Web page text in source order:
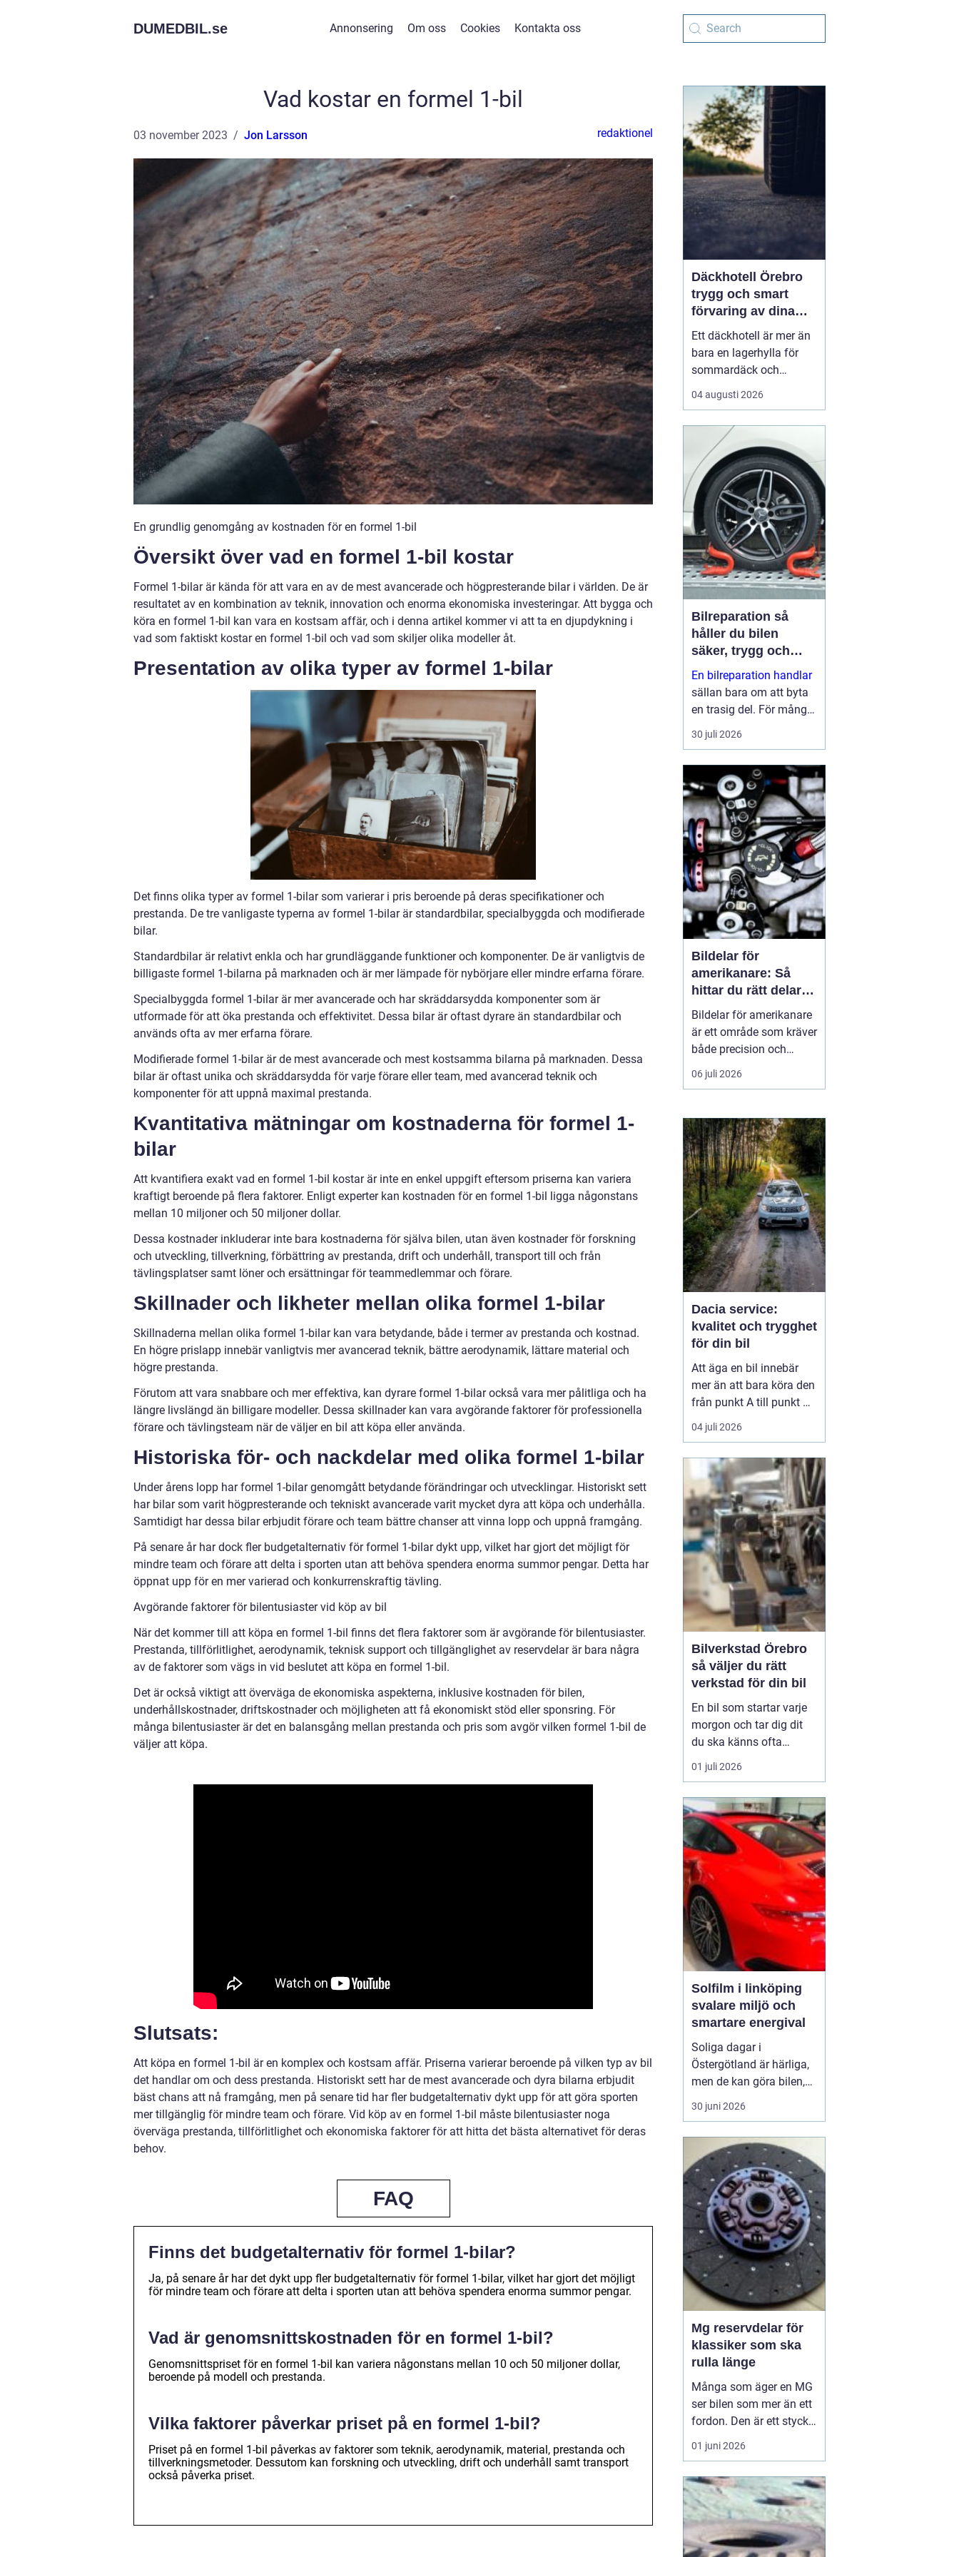
DUMEDBIL.se Annonsering Om oss Cookies Kontakta oss
Vad kostar en formel 1-bil
03 november 2023 Jon Larsson redaktionel
En grundlig genomgång av kostnaden för en formel 1-bil
Översikt över vad en formel 1-bil kostar
Formel 1-bilar är kända för att vara en av de mest avancerade och högpresterande bilar i världen. De är
resultatet av en kombination av teknik, innovation och enorma ekonomiska investeringar. Att bygga och
köra en formel 1-bil kan vara en kostsam affär, och i denna artikel kommer vi att ta en djupdykning i
vad som faktiskt kostar en formel 1-bil och vad som skiljer olika modeller åt.
Presentation av olika typer av formel 1-bilar
Det finns olika typer av formel 1-bilar som varierar i pris beroende på deras specifikationer och
prestanda. De tre vanligaste typerna av formel 1-bilar är standardbilar, specialbyggda och modifierade
bilar.
Standardbilar är relativt enkla och har grundläggande funktioner och komponenter. De är vanligtvis de
billigaste formel 1-bilarna på marknaden och är mer lämpade för nybörjare eller mindre erfarna förare.
Specialbyggda formel 1-bilar är mer avancerade och har skräddarsydda komponenter som är
utformade för att öka prestanda och effektivitet. Dessa bilar är oftast dyrare än standardbilar och
används ofta av mer erfarna förare.
Modifierade formel 1-bilar är de mest avancerade och mest kostsamma bilarna på marknaden. Dessa
bilar är oftast unika och skräddarsydda för varje förare eller team, med avancerad teknik och
komponenter för att uppnå maximal prestanda.
Kvantitativa mätningar om kostnaderna för formel 1-
bilar
Att kvantifiera exakt vad en formel 1-bil kostar är inte en enkel uppgift eftersom priserna kan variera
kraftigt beroende på flera faktorer. Enligt experter kan kostnaden för en formel 1-bil ligga någonstans
mellan 10 miljoner och 50 miljoner dollar.
Dessa kostnader inkluderar inte bara kostnaderna för själva bilen, utan även kostnader för forskning
och utveckling, tillverkning, förbättring av prestanda, drift och underhåll, transport till och från
tävlingsplatser samt löner och ersättningar för teammedlemmar och förare.
Skillnader och likheter mellan olika formel 1-bilar
Skillnaderna mellan olika formel 1-bilar kan vara betydande, både i termer av prestanda och kostnad.
En högre prislapp innebär vanligtvis mer avancerad teknik, bättre aerodynamik, lättare material och
högre prestanda.
Förutom att vara snabbare och mer effektiva, kan dyrare formel 1-bilar också vara mer pålitliga och ha
längre livslängd än billigare modeller. Dessa skillnader kan vara avgörande faktorer för professionella
förare och tävlingsteam när de väljer en bil att köpa eller använda.
Historiska för- och nackdelar med olika formel 1-bilar
Under årens lopp har formel 1-bilar genomgått betydande förändringar och utvecklingar. Historiskt sett
har bilar som varit högpresterande och tekniskt avancerade varit mycket dyra att köpa och underhålla.
Samtidigt har dessa bilar erbjudit förare och team bättre chanser att vinna lopp och uppnå framgång.
På senare år har dock fler budgetalternativ för formel 1-bilar dykt upp, vilket har gjort det möjligt för
mindre team och förare att delta i sporten utan att behöva spendera enorma summor pengar. Detta har
öppnat upp för en mer varierad och konkurrenskraftig tävling.
Avgörande faktorer för bilentusiaster vid köp av bil
När det kommer till att köpa en formel 1-bil finns det flera faktorer som är avgörande för bilentusiaster.
Prestanda, tillförlitlighet, aerodynamik, teknisk support och tillgänglighet av reservdelar är bara några
av de faktorer som vägs in vid beslutet att köpa en formel 1-bil.
Det är också viktigt att överväga de ekonomiska aspekterna, inklusive kostnaden för bilen,
underhållskostnader, driftskostnader och möjligheten att få ekonomiskt stöd eller sponsring. För
många bilentusiaster är det en balansgång mellan prestanda och pris som avgör vilken formel 1-bil de
väljer att köpa.
Slutsats:
Att köpa en formel 1-bil är en komplex och kostsam affär. Priserna varierar beroende på vilken typ av bil
det handlar om och dess prestanda. Historiskt sett har de mest avancerade och dyra bilarna erbjudit
bäst chans att nå framgång, men på senare tid har fler budgetalternativ dykt upp för att göra sporten
mer tillgänglig för mindre team och förare. Vid köp av en formel 1-bil måste bilentusiaster noga
överväga prestanda, tillförlitlighet och ekonomiska faktorer för att hitta det bästa alternativet för deras
behov.
FAQ
Finns det budgetalternativ för formel 1-bilar?
Ja, på senare år har det dykt upp fler budgetalternativ för formel 1-bilar, vilket har gjort det möjligt
för mindre team och förare att delta i sporten utan att behöva spendera enorma summor pengar.
Vad är genomsnittskostnaden för en formel 1-bil?
Genomsnittspriset för en formel 1-bil kan variera någonstans mellan 10 och 50 miljoner dollar,
beroende på modell och prestanda.
Vilka faktorer påverkar priset på en formel 1-bil?
Priset på en formel 1-bil påverkas av faktorer som teknik, aerodynamik, material, prestanda och
tillverkningsmetoder. Dessutom kan forskning och utveckling, drift och underhåll samt transport
också påverka priset.
Däckhotell Örebro
trygg och smart
förvaring av dina
hjul
Ett däckhotell är mer än
bara en lagerhylla för
sommardäck och
vinterdäck. För bilägare i
Örebro kan rätt förvaring
säkra mil på vägen och
onödigt slitage som
leder till dyra byten i
förtid. När däcken
förvaras professionellt
f...
04 augusti 2026
Bilreparation så
håller du bilen
säker, trygg och
ekonomisk
En bilreparation handlar
sällan bara om att byta
en trasig del. För många
bilägare är bilen en
förutsättning för
fritid och alla måsten
däremellan. När bilen
krå...
30 juli 2026
Bildelar för
amerikanare: Så
hittar du rätt delar
till din USA-bil
Bildelar för amerikanare
är ett område som kräver
både precision och
modellkännedom,
särskilt när det gäller
entusiastfordon. Många
svenska bilägare
uppskattar klassis...
06 juli 2026
Dacia service:
kvalitet och trygghet
för din bil
Att äga en bil innebär
mer än att bara köra den
från punkt A till punkt B.
Det handlar om
underhåll och service för
långsiktiga prestanda
och värde. För Dacia-ä...
04 juli 2026
Bilverkstad Örebro
så väljer du rätt
verkstad för din bil
En bil som startar varje
morgon och tar dig dit
du ska känns ofta
självklar. Men bakom
varje problemfri körning
service, noggrann
felsökning och ibland
snabba reparationer. För
bilägare i Örebro blir
valet av verkstad därför
en vik...
01 juli 2026
Solfilm i linköping
svalare miljö och
smartare energival
Soliga dagar i
Östergötland är härliga,
men de kan göra bilen,
bostaden eller kontoret
varma och bländande.
därför på solfilm
Linköpingsom ett enkelt
sätt att få svalka, ...
30 juni 2026
Mg reservdelar för
klassiker som ska
rulla länge
Många som äger en MG
ser bilen som mer än ett
fordon. Den är ett stycke
brittisk bilhistoria, en
hobby och ibland nästan
en äldre MG ska hållas i
gång, eller byggas upp
från grunden, spelar
valet av reservdelar stor
01 juni 2026